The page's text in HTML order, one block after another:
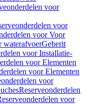
voor
voor
voor Voor
waterafvoerGeberit
voor Installatie-
voor Elementen
voor Elementen
voor
Reserveonderdelen
voor